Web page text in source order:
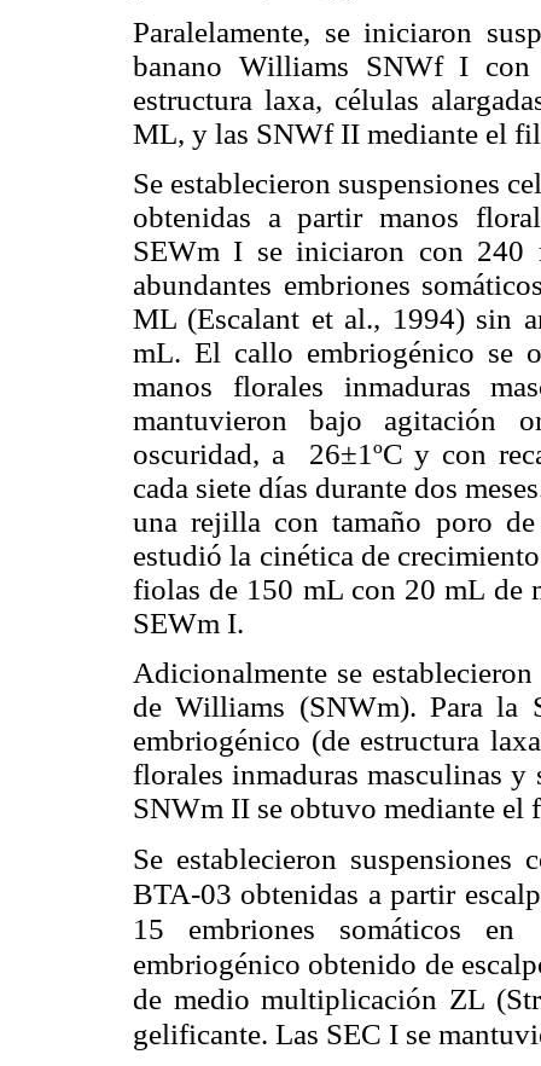
Paralelamente, se iniciaron
banano Williams SNWf I
estructura laxa, células
ML, y las SNWf II mediante el
Se establecieron suspensiones
obtenidas a partir manos
SEWm I se iniciaron con 240
abundantes embriones
ML (Escalant et al., 1994) sin
mL. El callo embriogénico se
manos florales inmaduras
mantuvieron bajo
oscuridad, a 26±1ºC y con
cada siete días durante dos
una rejilla con tamaño poro
estudió la cinética de
fiolas de 150 mL con 20 mL de
SEWm I.
Adicionalmente se
de Williams (SNWm). Para
embriogénico (de estructura
florales inmaduras masculinas
SNWm II se obtuvo mediante
Se establecieron suspensiones
BTA-03 obtenidas a partir
15 embriones somáticos en
embriogénico obtenido de
de medio multiplicación ZL
gelificante. Las SEC I se